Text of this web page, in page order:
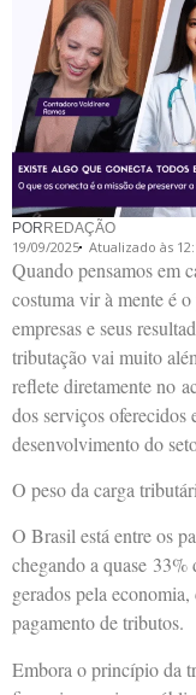
PORREDAÇÃO
19/09/2025 Atualizado às
Quando pensamos em
costuma vir à mente é
empresas e seus
tributação vai muito
reflete diretamente no
dos serviços oferecidos
desenvolvimento do
O peso da carga
O Brasil está entre os
chegando a quase
gerados pela
pagamento de tributos.
Embora o princípio da